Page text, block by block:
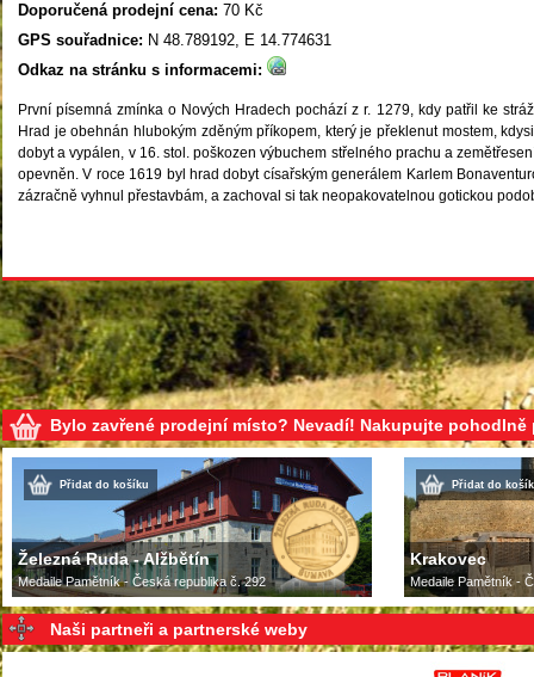
Doporučená prodejní cena: 70 Kč
GPS souřadnice: N 48.789192, E 14.774631
Odkaz na stránku s informacemi:
První písemná zmínka o Nových Hradech pochází z r. 1279, kdy patřil ke
Hrad je obehnán hlubokým zděným příkopem, který je překlenut mostem,
dobyt a vypálen, v 16. stol. poškozen výbuchem střelného prachu a
opevněn. V roce 1619 byl hrad dobyt císařským generálem Karlem
zázračně vyhnul přestavbám, a zachoval si tak neopakovatelnou gotickou
Bylo zavřené prodejní místo? Nevadí! Nakupujte
Přidat do košíku
Železná Ruda - Alžbětín
Medaile Pamětník - Česká republika č. 292
Přidat do
Krakovec
Medaile Pamětník -
Naši partneři a partnerské weby